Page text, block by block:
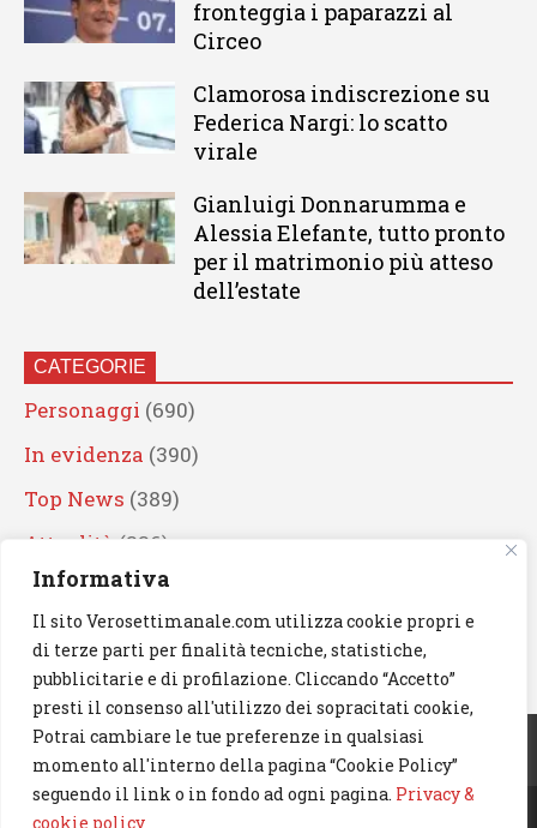
Informativa
Il sito Verosettimanale.com utilizza cookie propri e
di terze parti per finalità tecniche, statistiche,
pubblicitarie e di profilazione. Cliccando “Accetto”
presti il consenso all'utilizzo dei sopracitati cookie,
Potrai cambiare le tue preferenze in qualsiasi
momento all'interno della pagina “Cookie Policy”
seguendo il link o in fondo ad ogni pagina. Privacy &
cookie policy
fronteggia i paparazzi al
Circeo
Clamorosa indiscrezione su
Federica Nargi: lo scatto
virale
Gianluigi Donnarumma e
Alessia Elefante, tutto pronto
per il matrimonio più atteso
dell’estate
CATEGORIE
Personaggi (690)
In evidenza (390)
Top News (389)
Attualità (336)
Eventi(330)
Artisti (241)
News(239)
Cerca